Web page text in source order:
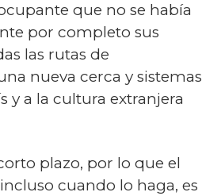
que no se había
por completo sus
las rutas de
nueva cerca y sistemas
y a la cultura extranjera
plazo, por lo que el
cuando lo haga, es